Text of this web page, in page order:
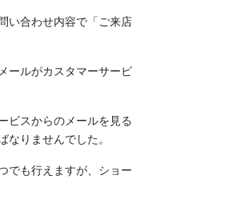
い合わせ内容で「ご来店
ールがカスタマーサービ
ビスからのメールを見る
りませんでした。
でも行えますが、ショー